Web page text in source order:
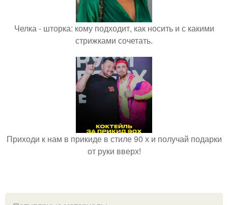
Челка - шторка: кому подходит, как носить и с какими
стрижками сочетать.
Приходи к нам в прикиде в стиле 90 х и получай подарки
от руки вверх!